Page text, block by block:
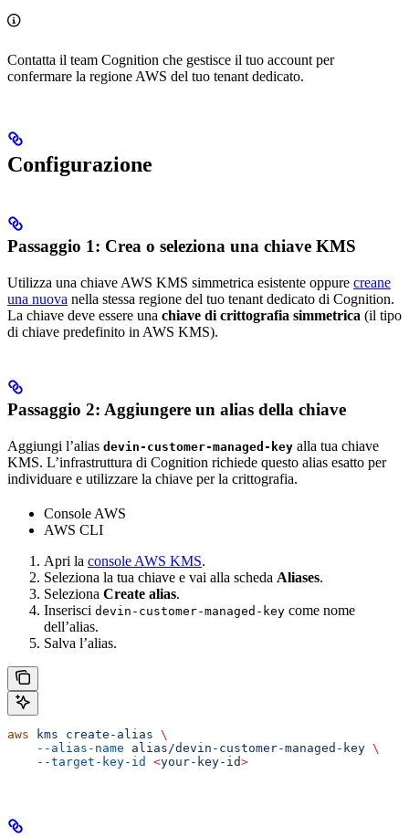
Contatta il team Cognition che gestisce il tuo account per
confermare la regione AWS del tuo tenant dedicato.
Configurazione
Passaggio 1: Crea o seleziona una chiave KMS
Utilizza una chiave AWS KMS simmetrica esistente oppure creane
una nuova nella stessa regione del tuo tenant dedicato di Cognition.
La chiave deve essere una chiave di crittografia simmetrica (il tipo
di chiave predefinito in AWS KMS).
Passaggio 2: Aggiungere un alias della chiave
Aggiungi l’alias devin-customer-managed-key alla tua chiave
KMS. L’infrastruttura di Cognition richiede questo alias esatto per
individuare e utilizzare la chiave per la crittografia.
Console AWS
AWS CLI
Apri la console AWS KMS.
Seleziona la tua chiave e vai alla scheda Aliases.
Seleziona Create alias.
Inserisci devin-customer-managed-key come nome
dell’alias.
Salva l’alias.
aws kms create-alias \
    --alias-name
alias/devin-customer-managed-key \
    --target-key-id
<your-key-id>